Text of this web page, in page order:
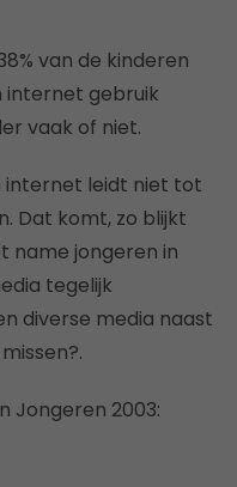
van de kinderen
internet gebruik
vaak of niet.
internet leidt niet tot
Dat komt, zo blijkt
name jongeren in
tegelijk
diverse media naast
Jongeren 2003: